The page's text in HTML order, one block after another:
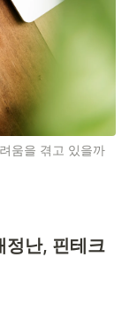
움을 겪고 있을까
정난, 핀테크